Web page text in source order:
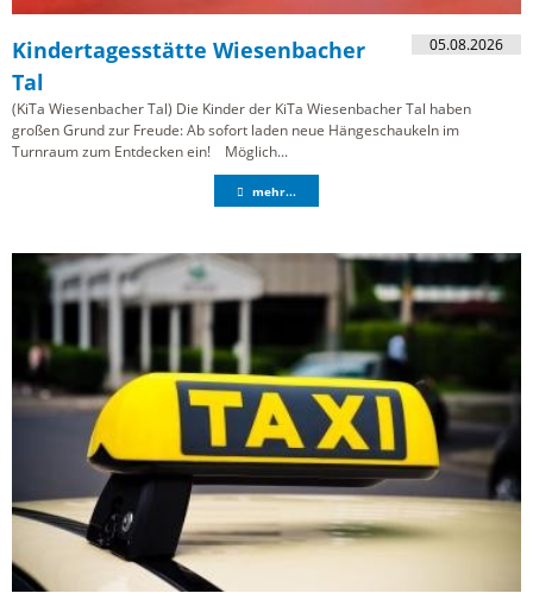
05.08.2026
Kindertagesstätte Wiesenbacher
Tal
(KiTa Wiesenbacher Tal) Die Kinder der KiTa Wiesenbacher Tal haben
großen Grund zur Freude: Ab sofort laden neue Hängeschaukeln im
Turnraum zum Entdecken ein! Möglich...
mehr...